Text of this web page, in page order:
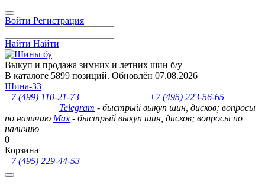
Войти Регистрация
Найти Найти
Выкуп и продажа зимних и летних шин б/у
В каталоге 5899 позиций. Обновлён 07.08.2026
Шина-33
+7 (499) 110-21-73
+7 (495) 223-56-65
Telegram - быстрый выкуп шин, дисков; вопросы
по наличию Max - быстрый выкуп шин, дисков; вопросы по
наличию
0
Корзина
+7 (495) 229-44-53